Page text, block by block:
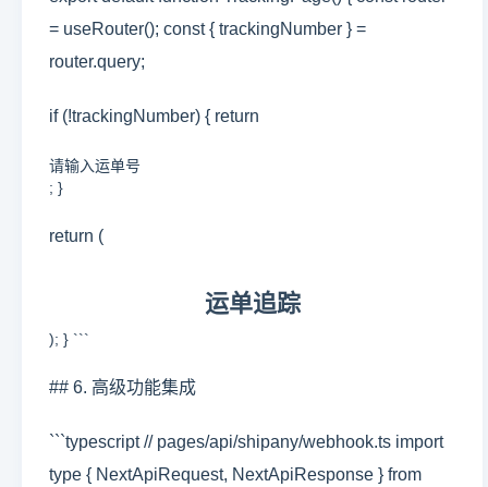
= useRouter(); const { trackingNumber } =
router.query;
if (!trackingNumber) { return
请输入运单号
; }
return (
运单追踪
); } ```
## 6. 高级功能集成
```typescript // pages/api/shipany/webhook.ts import
type { NextApiRequest, NextApiResponse } from